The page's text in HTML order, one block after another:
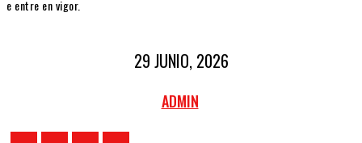
e entre en vigor.
29 JUNIO, 2026
ADMIN